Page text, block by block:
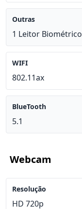
Outras
1 Leitor Biométrico
WIFI
802.11ax
BlueTooth
5.1
Webcam
Resolução
HD 720p